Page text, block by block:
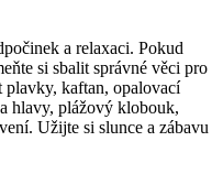
a relaxaci. Pokud
si sbalit správné věci pro
plavky, kaftan, opalovací
hlavy, plážový klobouk,
Užijte si slunce a zábavu